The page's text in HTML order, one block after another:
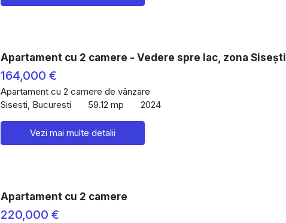
Apartament cu 2 camere - Vedere spre lac, zona Sisești
164,000 €
Apartament cu 2 camere de vânzare
Sisesti, Bucuresti
59.12 mp 2024
Vezi mai multe detalii
Apartament cu 2 camere
220,000 €